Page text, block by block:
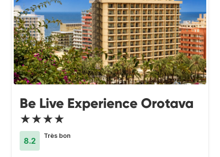
Be Live Experience Orotava
★★★★
8.2
Très bon